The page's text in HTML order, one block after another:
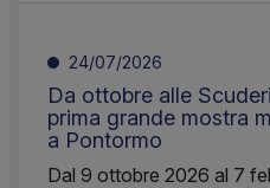
24/07/2026
Da ottobre alle
prima grande mostra
a Pontormo
Dal 9 ottobre 2026 al 7